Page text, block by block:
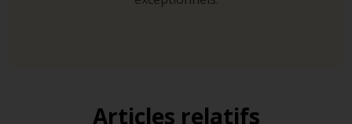
Articles relatifs